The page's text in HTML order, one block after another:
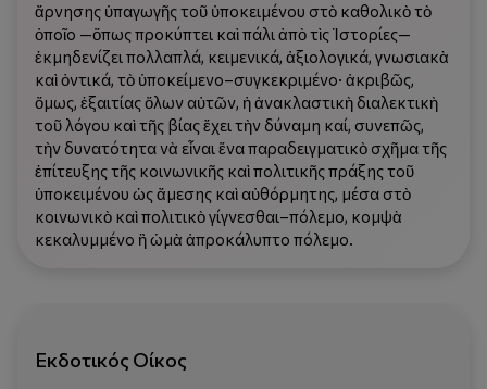
ἄρνησης ὑπαγωγῆς τοῦ ὑποκειμένου στὸ καθολικὸ τὸ
ὁποῖο —ὅπως προκύπτει καὶ πάλι ἀπὸ τὶς Ἱστορίες—
ἐκμηδενίζει πολλαπλά, κειμενικά, ἀξιολογικά, γνωσιακὰ
καὶ ὀντικά, τὸ ὑποκείμενο–συγκεκριμένο· ἀκριβῶς,
ὅμως, ἐξαιτίας ὅλων αὐτῶν, ἡ ἀνακλαστικὴ διαλεκτικὴ
τοῦ λόγου καὶ τῆς βίας ἔχει τὴν δύναμη καί, συνεπῶς,
τὴν δυνατότητα νὰ εἶναι ἕνα παραδειγματικὸ σχῆμα τῆς
ἐπίτευξης τῆς κοινωνικῆς καὶ πολιτικῆς πράξης τοῦ
ὑποκειμένου ὡς ἄμεσης καὶ αὐθόρμητης, μέσα στὸ
κοινωνικὸ καὶ πολιτικὸ γίγνεσθαι–πόλεμο, κομψὰ
κεκαλυμμένο ἢ ὠμὰ ἀπροκάλυπτο πόλεμο.
Εκδοτικός Οίκος